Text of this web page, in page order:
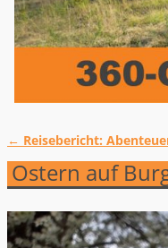
← Reisebericht:
Ostern auf